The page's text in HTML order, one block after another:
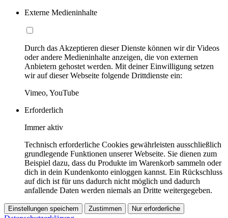
Externe Medieninhalte
Durch das Akzeptieren dieser Dienste können wir dir Videos
oder andere Medieninhalte anzeigen, die von externen
Anbietern gehostet werden. Mit deiner Einwilligung setzen
wir auf dieser Webseite folgende Drittdienste ein:
Vimeo, YouTube
Erforderlich
Immer aktiv
Technisch erforderliche Cookies gewährleisten ausschließlich
grundlegende Funktionen unserer Webseite. Sie dienen zum
Beispiel dazu, dass du Produkte im Warenkorb sammeln oder
dich in dein Kundenkonto einloggen kannst. Ein Rückschluss
auf dich ist für uns dadurch nicht möglich und dadurch
anfallende Daten werden niemals an Dritte weitergegeben.
Einstellungen speichern Zustimmen Nur erforderliche